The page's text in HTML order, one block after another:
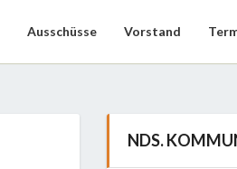
Ausschüsse Vorstand
NDS.